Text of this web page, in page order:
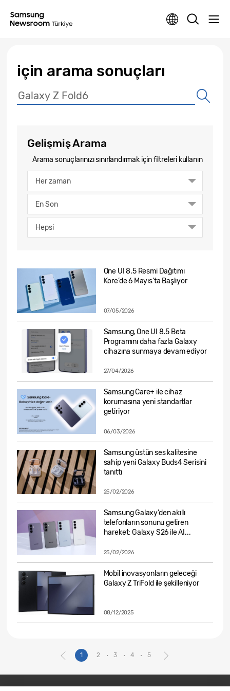
için arama sonuçları
Gelişmiş Arama
Arama sonuçlarınızı sınırlandırmak için filtreleri kullanın
Her zaman
En Son
Hepsi
One UI 8.5 Resmi Dağıtımı
Kore’de 6 Mayıs’ta Başlıyor
07/05/2026
Samsung, One UI 8.5 Beta
Programını daha fazla Galaxy
cihazına sunmaya devam ediyor
27/04/2026
Samsung Care+ ile cihaz
korumasına yeni standartlar
getiriyor
06/03/2026
Samsung üstün ses kalitesine
sahip yeni Galaxy Buds4 Serisini
tanıttı
25/02/2026
Samsung Galaxy’den akıllı
telefonların sonunu getiren
hareket: Galaxy S26 ile AI...
25/02/2026
Mobil inovasyonların geleceği
Galaxy Z TriFold ile şekilleniyor
08/12/2025
1 2 3 4 5